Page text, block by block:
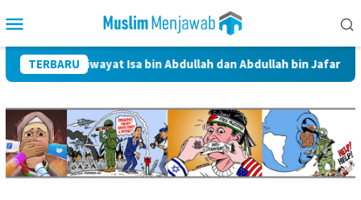
to
Menu
TERBARU
Riwayat Isa bin Abdullah dan Abdullah bin Jafar Al-Thayyar